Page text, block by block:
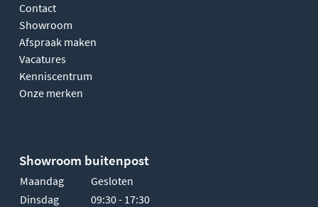
Contact
Showroom
Afspraak maken
Vacatures
Kenniscentrum
Onze merken
Showroom buitenpost
Maandag
Gesloten
Dinsdag
09:30 - 17:30